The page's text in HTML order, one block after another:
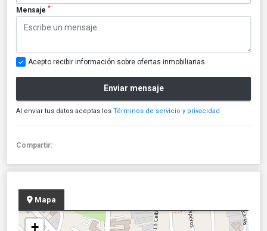
Mensaje *
Acepto recibir información sobre ofertas inmobiliarias
Enviar mensaje
Al enviar tus datos aceptas los Términos de servicio y privacidad
Compartir:
Mapa
+